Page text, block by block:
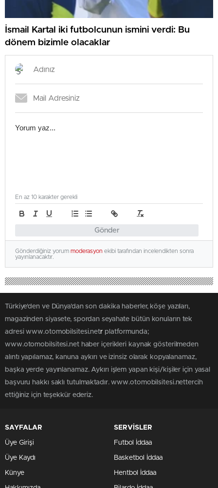
İsmail Kartal iki futbolcunun ismini verdi: Bu
dönem bizimle olacaklar
Gönder
En az 10 karakter gerekli
Gönderdiğiniz yorum moderasyon ekibi tarafından incelendikten sonra
yayınlanacaktır.
Türkiye'den ve Dünya’dan son dakika haberler, köşe yazıları,
magazinden siyasete, spordan seyahate bütün konuların tek
adresi www.otomobilsitesi.netr platformunda;
www.otomobilsitesi.net haber içerikleri kaynak gösterilmeden
alıntı yapılamaz, kanuna aykırı ve izinsiz olarak kopyalanamaz,
başka yerde yayınlanamaz. Aykırı işlem yapan kişi/kişiler için yasal
başvuru hakkı saklı tutulmaktadır. www.otomobilsitesi.nettercih
ettiğiniz için teşekkür ederiz.
SAYFALAR
Üye Girişi
Üye Kaydı
Künye
SERVİSLER
Futbol İddaa
Basketbol İddaa
Hentbol İddaa